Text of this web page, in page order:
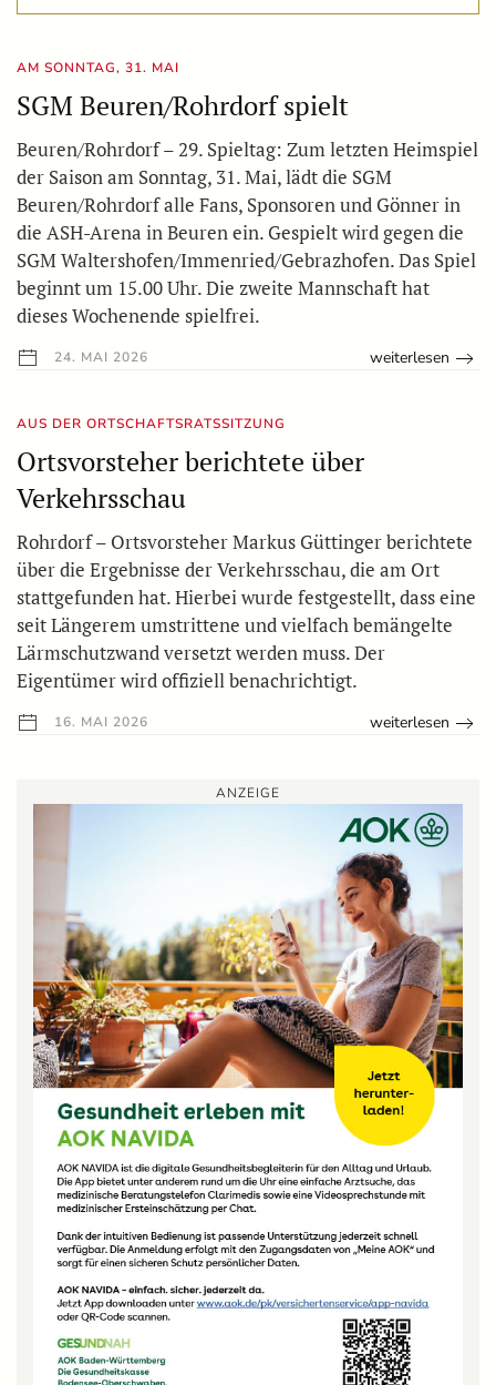
AM SONNTAG, 31. MAI
SGM Beuren/Rohrdorf spielt
Beuren/Rohrdorf – 29. Spieltag: Zum letzten Heimspiel
der Saison am Sonntag, 31. Mai, lädt die SGM
Beuren/Rohrdorf alle Fans, Sponsoren und Gönner in
die ASH-Arena in Beuren ein. Gespielt wird gegen die
SGM Waltershofen/Immenried/Gebrazhofen. Das Spiel
beginnt um 15.00 Uhr. Die zweite Mannschaft hat
dieses Wochenende spielfrei.
24. MAI 2026 weiterlesen
AUS DER ORTSCHAFTSRATSSITZUNG
Ortsvorsteher berichtete über
Verkehrsschau
Rohrdorf – Ortsvorsteher Markus Güttinger berichtete
über die Ergebnisse der Verkehrsschau, die am Ort
stattgefunden hat. Hierbei wurde festgestellt, dass eine
seit Längerem umstrittene und vielfach bemängelte
Lärmschutzwand versetzt werden muss. Der
Eigentümer wird offiziell benachrichtigt.
16. MAI 2026 weiterlesen
ANZEIGE